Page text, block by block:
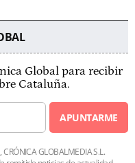
Global para recibir
Cataluña.
APUNTARME
GLOBALMEDIA S.L.